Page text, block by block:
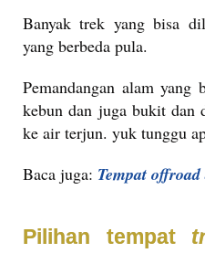
Banyak trek yang bisa
yang berbeda pula.
Pemandangan alam yang
kebun dan juga bukit dan
ke air terjun. yuk tunggu
Baca juga: Tempat
Pilihan tempat